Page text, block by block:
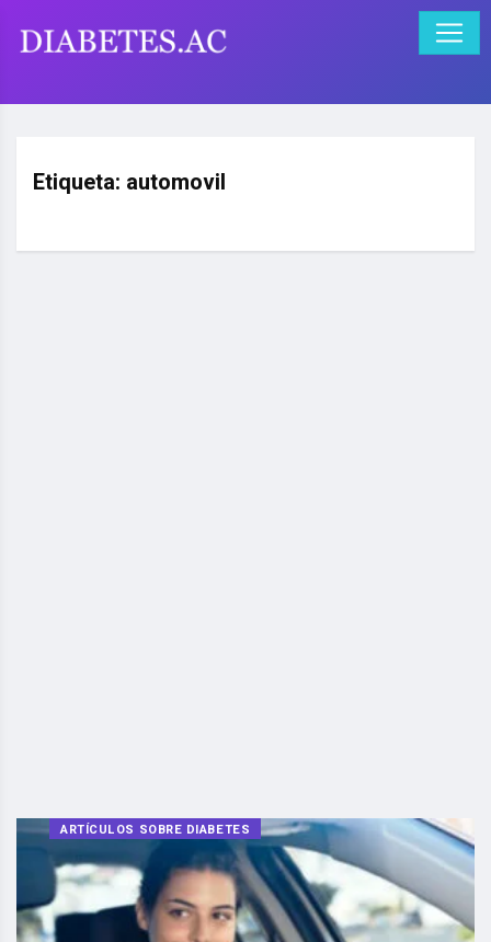
Etiqueta: automovil
ARTÍCULOS SOBRE DIABETES